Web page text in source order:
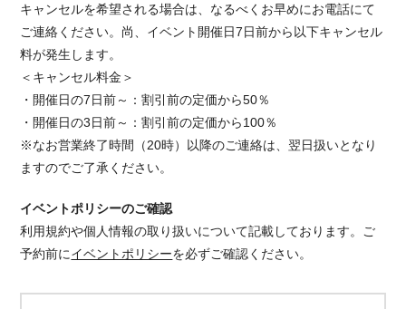
キャンセルを希望される場合は、なるべくお早めにお電話にて
ご連絡ください。 尚、イベント開催日7日前から以下キャンセル
料が発生します。
＜キャンセル料金＞
・開催日の7日前～：割引前の定価から50％
・開催日の3日前～：割引前の定価から100％
※なお営業終了時間（20時）以降のご連絡は、翌日扱いとなり
ますのでご了承ください。
イベントポリシーのご確認
利用規約や個人情報の取り扱いについて記載しております。ご
予約前にイベントポリシーを必ずご確認ください。